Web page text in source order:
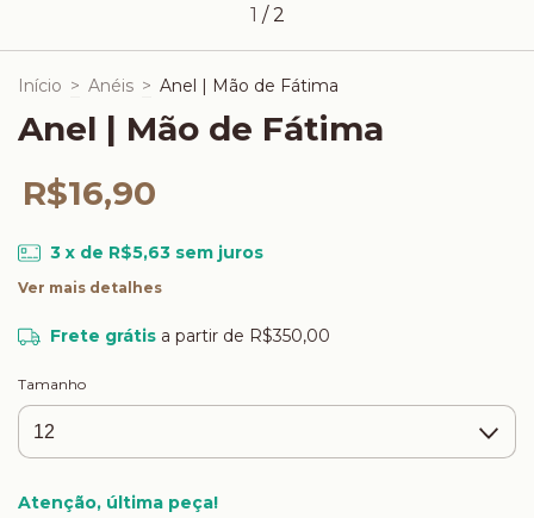
1 / 2
Início > Anéis > Anel | Mão de Fátima
Anel | Mão de Fátima
R$16,90
3 x de R$5,63 sem juros
Ver mais detalhes
Frete grátis a partir de R$350,00
Tamanho
Atenção, última peça!